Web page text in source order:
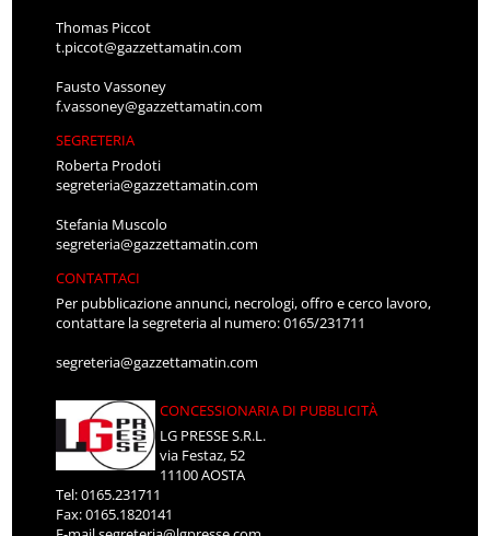
Thomas Piccot
t.piccot@gazzettamatin.com
Fausto Vassoney
f.vassoney@gazzettamatin.com
SEGRETERIA
Roberta Prodoti
segreteria@gazzettamatin.com
Stefania Muscolo
segreteria@gazzettamatin.com
CONTATTACI
Per pubblicazione annunci, necrologi, offro e cerco lavoro,
contattare la segreteria al numero: 0165/231711
segreteria@gazzettamatin.com
CONCESSIONARIA DI PUBBLICITÀ
LG PRESSE S.R.L.
via Festaz, 52
11100 AOSTA
Tel: 0165.231711
Fax: 0165.1820141